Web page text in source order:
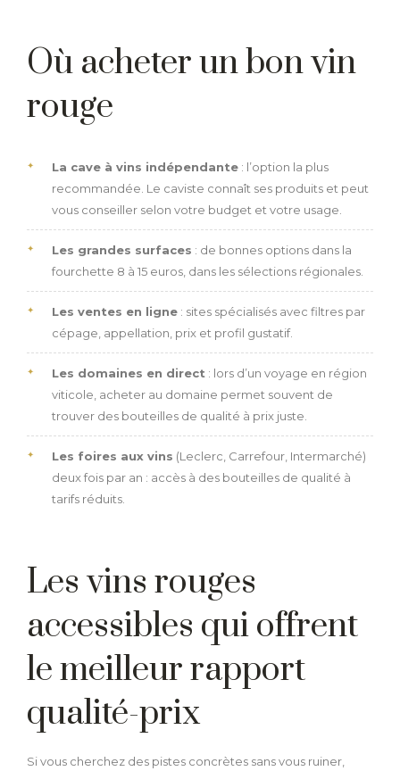
Où acheter un bon vin
rouge
La cave à vins indépendante : l’option la plus
recommandée. Le caviste connaît ses produits et peut
vous conseiller selon votre budget et votre usage.
Les grandes surfaces : de bonnes options dans la
fourchette 8 à 15 euros, dans les sélections régionales.
Les ventes en ligne : sites spécialisés avec filtres par
cépage, appellation, prix et profil gustatif.
Les domaines en direct : lors d’un voyage en région
viticole, acheter au domaine permet souvent de
trouver des bouteilles de qualité à prix juste.
Les foires aux vins (Leclerc, Carrefour, Intermarché)
deux fois par an : accès à des bouteilles de qualité à
tarifs réduits.
Les vins rouges
accessibles qui offrent
le meilleur rapport
qualité-prix
Si vous cherchez des pistes concrètes sans vous ruiner,